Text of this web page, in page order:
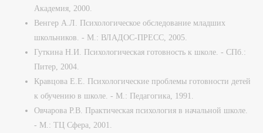
Академия, 2000.
Венгер А.Л. Психологическое обследование младших
школьников. - М.: ВЛАДОС-ПРЕСС, 2005.
Гуткина Н.И. Психологическая готовность к школе. - СПб.:
Питер, 2004.
Кравцова Е.Е. Психологические проблемы готовности детей
к обучению в школе. - М.: Педагогика, 1991.
Овчарова Р.В. Практическая психология в начальной школе.
- М.: ТЦ Сфера, 2001.